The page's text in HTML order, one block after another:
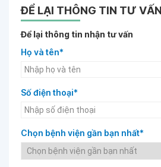
ĐỂ LẠI THÔNG TIN TƯ VẤN
Để lại thông tin nhận tư vấn
Họ và tên*
Số điện thoại*
Chọn bệnh viện gần bạn nhất*